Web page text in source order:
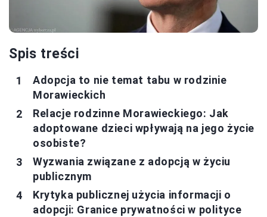
Spis treści
Adopcja to nie temat tabu w rodzinie
Morawieckich
Relacje rodzinne Morawieckiego: Jak
adoptowane dzieci wpływają na jego życie
osobiste?
Wyzwania związane z adopcją w życiu
publicznym
Krytyka publicznej użycia informacji o
adopcji: Granice prywatności w polityce